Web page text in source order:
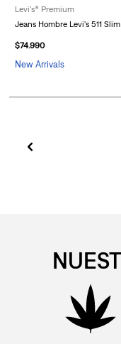
Levi's® Premium
Jeans Hombre Levi's 511 Slim
$74.990
New Arrivals